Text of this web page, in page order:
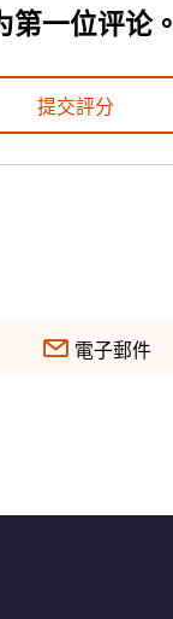
第一位评论。
提交評分
電子郵件